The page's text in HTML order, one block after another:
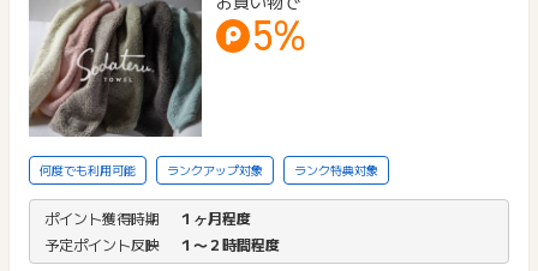
5%
何度でも利用可能 ランクアップ対象 ランク特典対象
ポイント獲得時期
１ヶ月程度
予定ポイント反映
１〜２時間程度